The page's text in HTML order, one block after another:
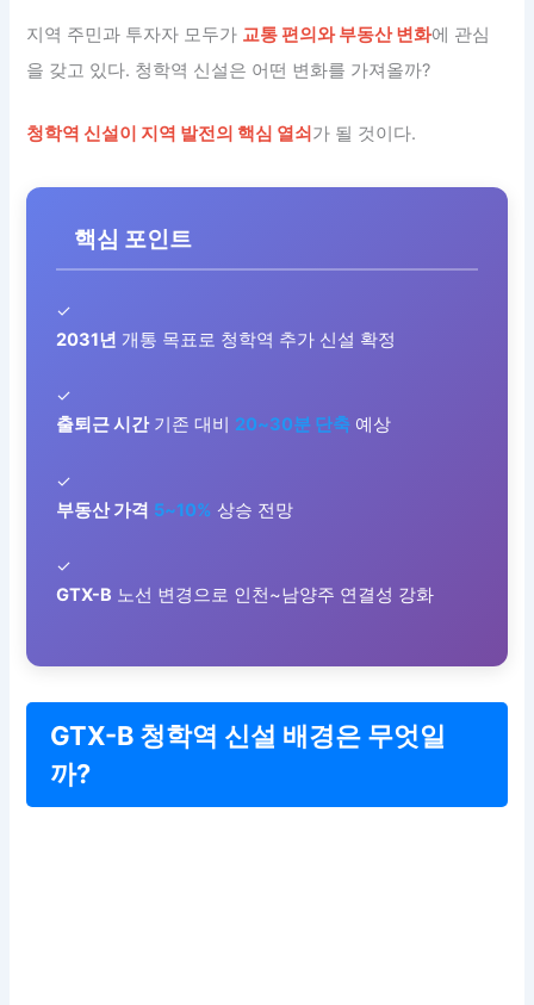
지역 주민과 투자자 모두가 교통 편의와 부동산 변화에 관심
을 갖고 있다. 청학역 신설은 어떤 변화를 가져올까?
청학역 신설이 지역 발전의 핵심 열쇠가 될 것이다.
핵심 포인트
✓
2031년 개통 목표로 청학역 추가 신설 확정
✓
출퇴근 시간기존 대비 20~30분 단축 예상
✓
부동산 가격 5~10% 상승 전망
✓
GTX-B 노선 변경으로 인천~남양주 연결성 강화
GTX-B 청학역 신설 배경은 무엇일
까?